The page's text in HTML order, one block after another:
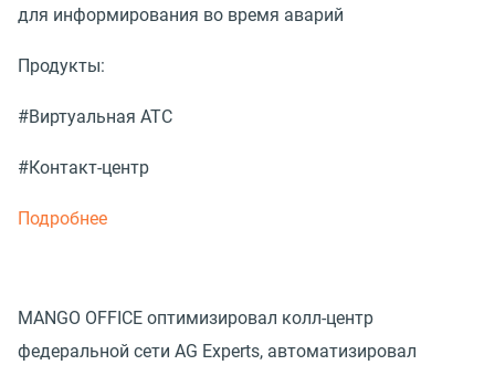
для информирования во время аварий
Продукты:
#Виртуальная АТС
#Контакт-центр
Подробнее
MANGO OFFICE оптимизировал колл-центр
федеральной сети AG Experts, автоматизировал